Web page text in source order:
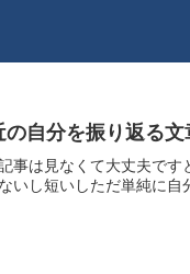
の自分を振り返る文
事は見なくて大丈夫で
いし短いしただ単純に自